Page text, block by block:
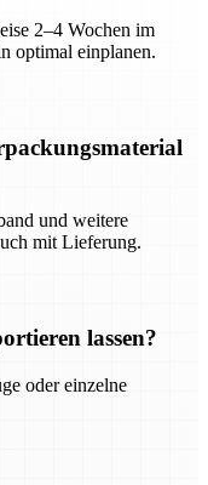
2–4 Wochen im
optimal einplanen.
und weitere
mit Lieferung.
lassen?
oder einzelne